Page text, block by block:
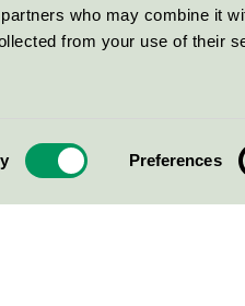
who may combine it
from your use of their
Preferences